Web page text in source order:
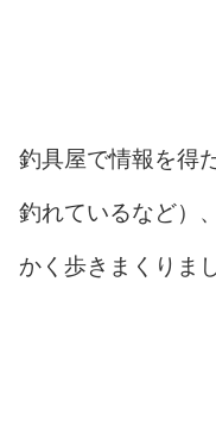
釣具屋で情報を得
釣れているなど）
かく歩きまくりま